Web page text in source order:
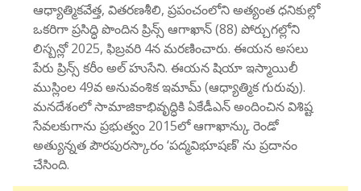
ఆధ్యాత్మికవేత్త, వితరణశీలి, ప్రపంచంలోని అత్యంత ధనికుల్లో
ఒకరిగా ప్రసిద్ధి పొందిన ప్రిన్స్ ఆగాఖాన్ (88) పోర్చుగల్లోని
లిస్బన్లో 2025, ఫిబ్రవరి 4న మరణించారు. ఈయన అసలు
పేరు ప్రిన్స్ కరీం అల్ హుసేని. ఈయన షియా ఇస్మాయిలీ
ముస్లింల 49వ అనువంశిక ఇమామ్ (ఆధ్యాత్మిక గురువు).
మనదేశంలో సామాజికాభివృద్ధికి ఏకేడీఎన్ అందించిన విశిష్ట
సేవలకుగాను ప్రభుత్వం 2015లో ఆగాఖాన్కు రెండో
అత్యున్నత పౌరపురస్కారం ‘పద్మవిభూషణ్’ ను ప్రదానం
చేసింది.